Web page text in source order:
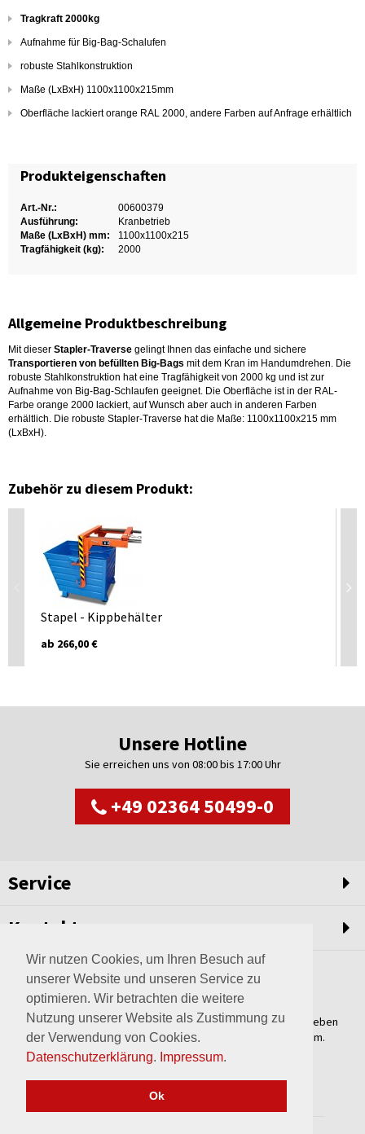
Wir nutzen Cookies, um Ihren Besuch auf
unserer Website und unseren Service zu
optimieren. Wir betrachten die weitere
Nutzung unserer Website als Zustimmung zu
der Verwendung von Cookies.
Datenschutzerklärung. Impressum.
Ok
Tragkraft 2000kg
Aufnahme für Big-Bag-Schalufen
robuste Stahlkonstruktion
Maße (LxBxH) 1100x1100x215mm
Oberfläche lackiert orange RAL 2000, andere Farben auf Anfrage erhältlich
Produkteigenschaften
Art.-Nr.:
00600379
Ausführung:
Kranbetrieb
Maße (LxBxH) mm:
1100x1100x215
Tragfähigkeit (kg):
2000
Allgemeine Produktbeschreibung
Mit dieser Stapler-Traverse gelingt Ihnen das einfache und sichere
Transportieren von befüllten Big-Bags mit dem Kran im Handumdrehen. Die
robuste Stahlkonstruktion hat eine Tragfähigkeit von 2000 kg und ist zur
Aufnahme von Big-Bag-Schlaufen geeignet. Die Oberfläche ist in der RAL-
Farbe orange 2000 lackiert, auf Wunsch aber auch in anderen Farben
erhältlich. Die robuste Stapler-Traverse hat die Maße: 1100x1100x215 mm
(LxBxH).
Zubehör zu diesem Produkt:
Stapel - Kippbehälter
ab 266,00 €
Unsere Hotline
Sie erreichen uns von 08:00 bis 17:00 Uhr
+49 02364 50499-0
Service
Kontakt
Weltweit setzen wir unsere Erfahrungswerte und unser Streben
nach innovativen Lösungen in unvergleichliche Anlagen um.
Erfahren Sie mehr über uns.